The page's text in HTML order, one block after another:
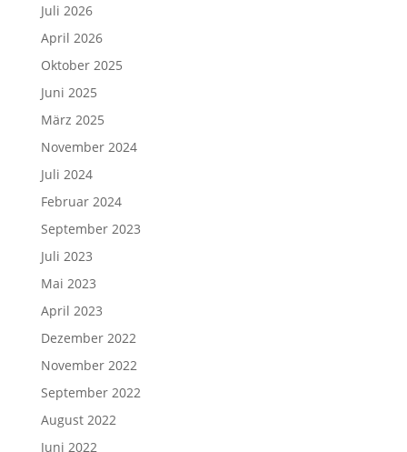
Juli 2026
April 2026
Oktober 2025
Juni 2025
März 2025
November 2024
Juli 2024
Februar 2024
September 2023
Juli 2023
Mai 2023
April 2023
Dezember 2022
November 2022
September 2022
August 2022
Juni 2022